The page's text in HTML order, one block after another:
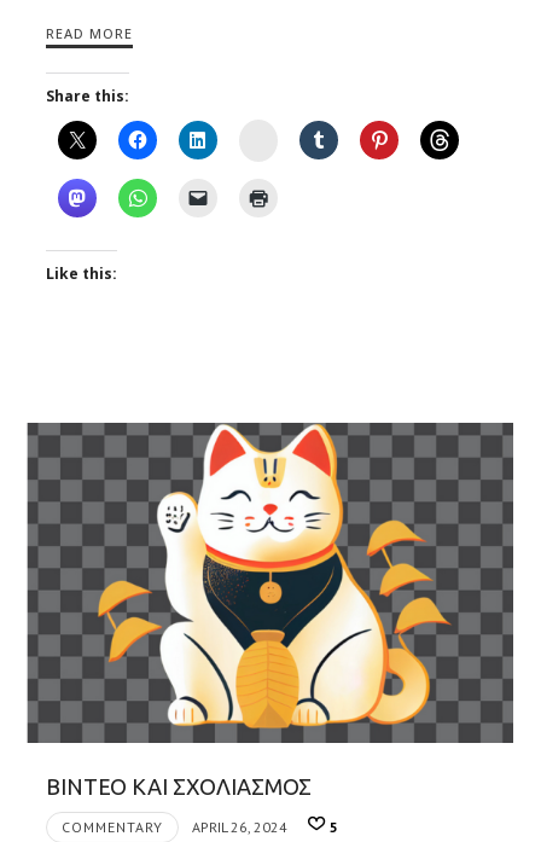
READ MORE
Share this:
Instagram
Like this:
ΒΙΝΤΕΟ ΚΑΙ ΣΧΟΛΙΑΣΜΟΣ
COMMENTARY APRIL 26, 2024 5